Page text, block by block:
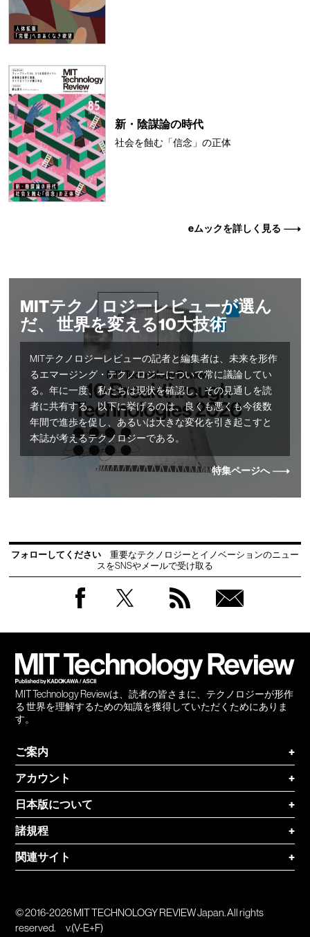
新・陰謀論の時代
社会を蝕む「信念」の正体
eムックを詳しく見る
MITテクノロジーレビューが選ん
だ、 世界を変える10大技術
MITテクノロジーレビューの記者と編集者は、未来を形作
るエマージング・テクノロジーについて常に議論してい
る。年に一度、私たちは現状を確認し、その見通しを読
者に共有する。以下に挙げるのは、良くも悪くも今後数
年間で進歩を促し、あるいは大きな変化を引き起こすと
本誌が考えるテクノロジーである。
特集ページへ
フォローしてください
重要なテクノロジーとイノベーションのニュー
スをSNSやメールで受け取る
MIT Technology Reviewは、読者の皆さまに、テクノロジーが形作
る 世界を理解するための知識を獲得していただくためにありま
す。
ご案内
+
アカウント
+
日本版について
+
諸規程
+
関連サイト
+
© 2016-2026 MIT TECHNOLOGY REVIEW Japan. All rights
reserved.
v.(V-E+F)